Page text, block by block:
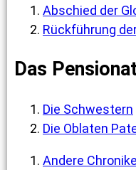
Abschied der
Rückführung
Das
Die Schwestern
Die Oblaten
Andere